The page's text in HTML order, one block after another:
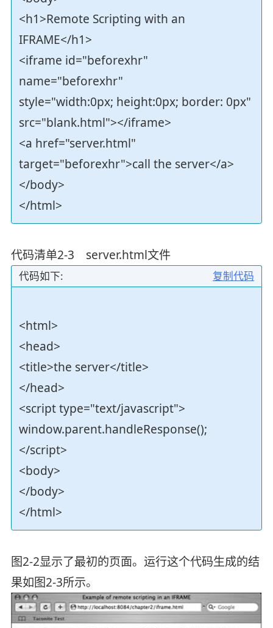
<h1>Remote Scripting with an
IFRAME</h1>
<iframe id="beforexhr"
name="beforexhr"
style="width:0px; height:0px; border: 0px"
src="blank.html"></iframe>
<a href="server.html"
target="beforexhr">call the server</a>
</body>
</html>
代码清单2-3 server.html文件
复制代码
代码如下:
<html>
<head>
<title>the server</title>
</head>
<script type="text/javascript">
window.parent.handleResponse();
</script>
<body>
</body>
</html>
图2-2显示了最初的页面。运行这个代码生成的结
果如图2-3所示。